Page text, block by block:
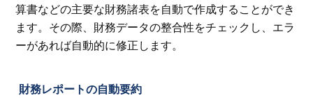
算書などの主要な財務諸表を自動で作成することができ
ます。その際、財務データの整合性をチェックし、エラ
ーがあれば自動的に修正します。
財務レポートの自動要約